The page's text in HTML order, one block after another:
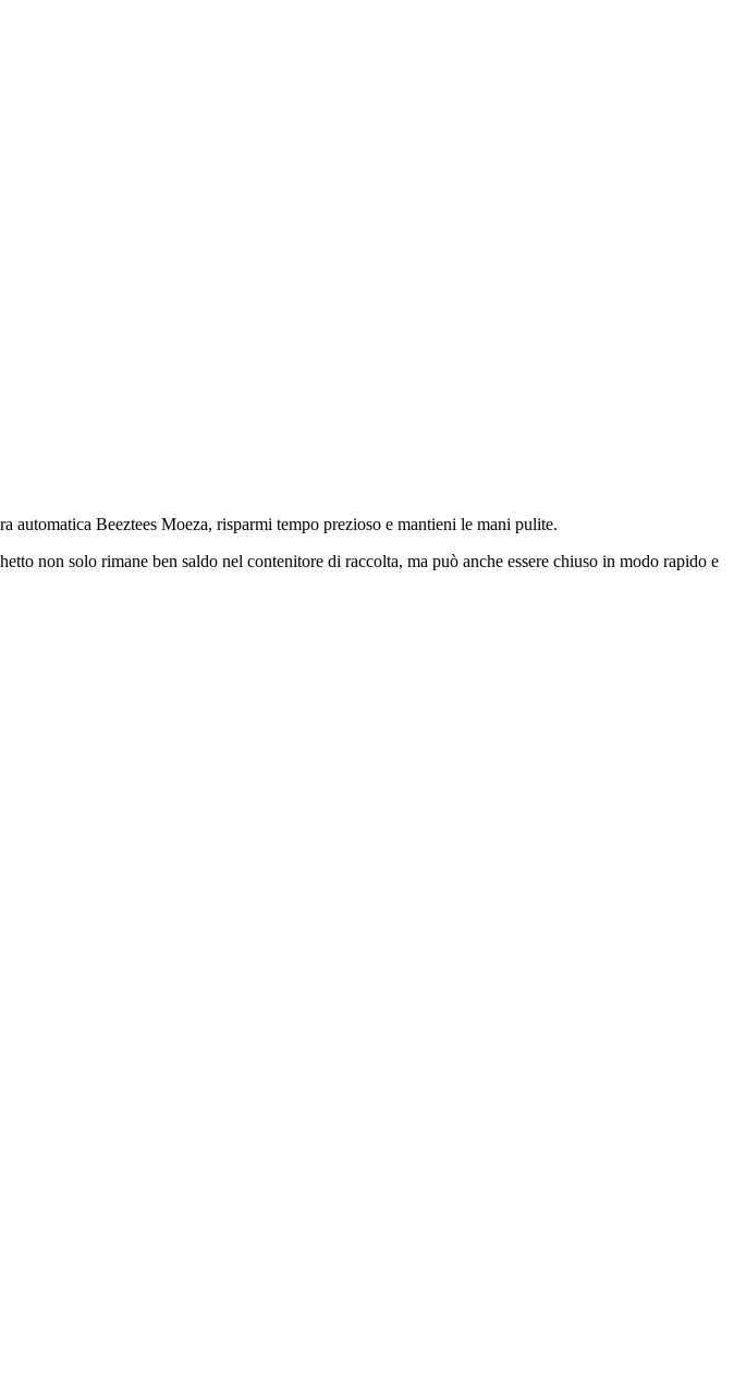
Beeztees Moeza, risparmi tempo prezioso e mantieni le mani pulite.
non solo rimane ben saldo nel contenitore di raccolta, ma può anche essere chiuso in modo rapido e